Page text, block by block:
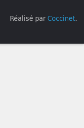
Réalisé parCoccinet.